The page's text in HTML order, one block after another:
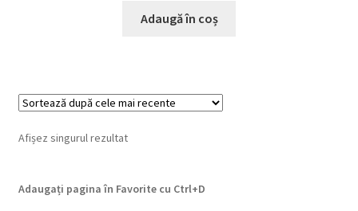
Adaugă în coș
Afișez singurul rezultat
Adaugați pagina în Favorite cu Ctrl+D